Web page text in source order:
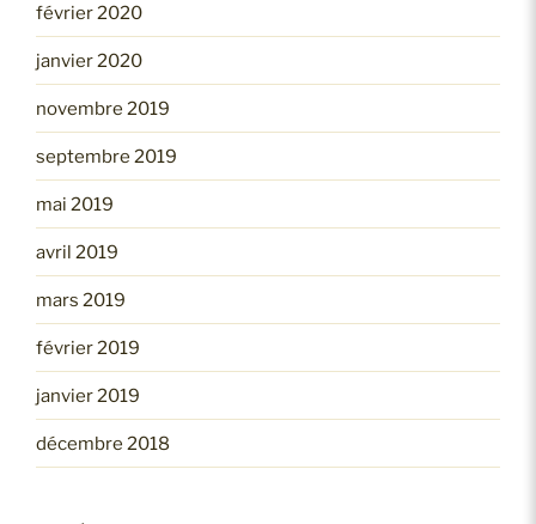
février 2020
janvier 2020
novembre 2019
septembre 2019
mai 2019
avril 2019
mars 2019
février 2019
janvier 2019
décembre 2018